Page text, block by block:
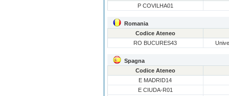
P COVILHA01
Romania
Codice Ateneo
RO BUCURES43
Spagna
Codice Ateneo
E MADRID14
E CIUDA-R01